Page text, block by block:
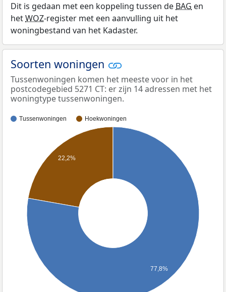
Dit is gedaan met een koppeling tussen de BAG en
hetWOZ-register met een aanvulling uit het
woningbestand van het Kadaster.
Soorten woningen
Tussenwoningen komen het meeste voor in het
postcodegebied 5271 CT: er zijn 14 adressen met het
woningtype tussenwoningen.
Tussenwoningen Hoekwoningen
22,2%
77,8%